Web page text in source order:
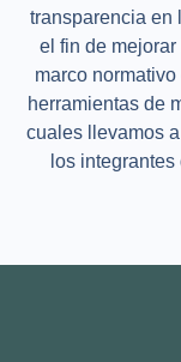
transparencia en
el fin de
marco
herramientas de
cuales llevamos
los